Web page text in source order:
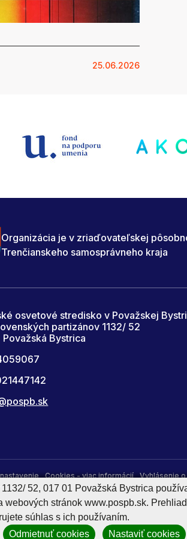
25.06.2026
Organizácia je v zriaďovateľskej
Trenčianskeho samosprávneho kraja
osvetové stredisko v Považskej
partizánov 1132/ 52
Bystrica
Cookies - viac informácií
Vyhlásenie
52, 017 01 Považská Bystrica
stránok www.pospb.sk.
súhlas s ich používaním.
Odmietnuť cookies Nastaviť cookies